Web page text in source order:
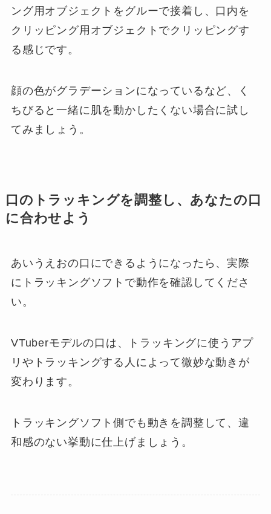
ング用オブジェクトをグルーで接着し、口内を
クリッピング用オブジェクトでクリッピングす
る感じです。
顔の色がグラデーションになっているなど、く
ちびると一緒に肌を動かしたくない場合に試し
てみましょう。
口のトラッキングを調整し、あなたの口
に合わせよう
あいうえおの口にできるようになったら、実際
にトラッキングソフトで動作を確認してくださ
い。
VTuberモデルの口は、トラッキングに使うアプ
リやトラッキングする人によって微妙な動きが
変わります。
トラッキングソフト側でも動きを調整して、違
和感のない挙動に仕上げましょう。